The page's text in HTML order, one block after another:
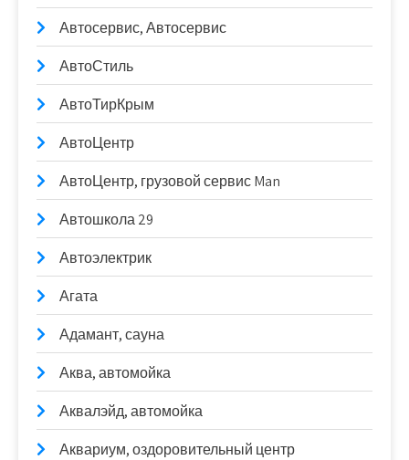
Автосервис, Автосервис
АвтоСтиль
АвтоТирКрым
АвтоЦентр
АвтоЦентр, грузовой сервис Man
Автошкола 29
Автоэлектрик
Агата
Адамант, сауна
Аква, автомойка
Аквалэйд, автомойка
Аквариум, оздоровительный центр